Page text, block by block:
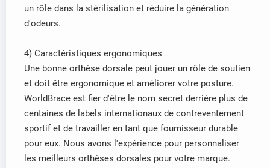
un rôle dans la stérilisation et réduire la génération
d'odeurs.
4) Caractéristiques ergonomiques
Une bonne orthèse dorsale peut jouer un rôle de soutien
et doit être ergonomique et améliorer votre posture.
WorldBrace est fier d'être le nom secret derrière plus de
centaines de labels internationaux de contreventement
sportif et de travailler en tant que fournisseur durable
pour eux. Nous avons l'expérience pour personnaliser
les meilleurs orthèses dorsales pour votre marque.